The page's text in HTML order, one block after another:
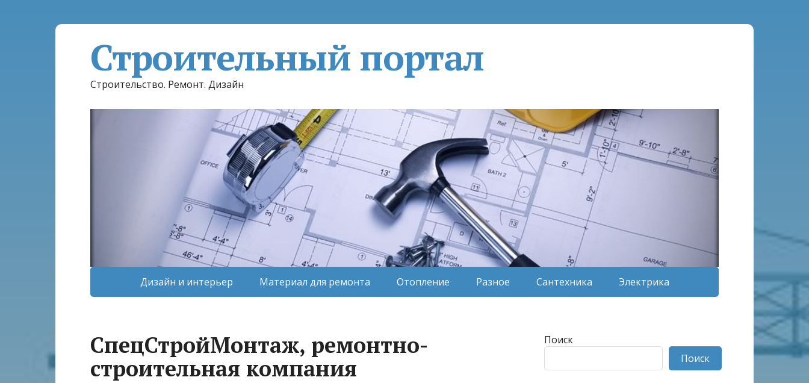
Строительный портал
Строительство. Ремонт. Дизайн
Дизайн и интерьер Материал для ремонта Отопление Разное Сантехника Электрика
СпецСтройМонтаж, ремонтно-
строительная компания
Поиск
Поиск